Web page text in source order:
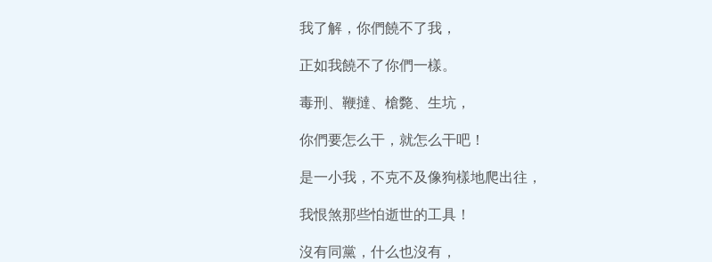
我了解，你們饒不了我，
正如我饒不了你們一樣。
毒刑、鞭撻、槍斃、生坑，
你們要怎么干，就怎么干吧！
是一小我，不克不及像狗樣地爬出往，
我恨煞那些怕逝世的工具！
沒有同黨，什么也沒有，